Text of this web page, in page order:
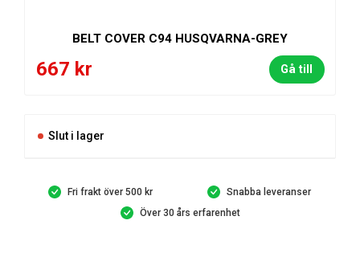
BELT COVER C94 HUSQVARNA-GREY
667 kr Gå till
Slut i lager
Fri frakt över 500 kr
Snabba leveranser
Över 30 års erfarenhet